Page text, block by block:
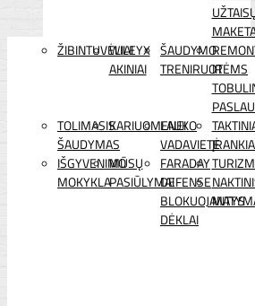
ŽIBINTUVĖLIAI
WILEYX
AKINIAI
ŠAUDYMO
TRENIRUOTĖMS
IR
TOLIMASIS
ŠAUDYMAS
KARIUOMENEI
LAUKO
VADAVIETĖ
IŠGYVENIMO
MOKYKLA
MŪSŲ
PASIŪLYMAI
FARADAY
DEFENSE
BLOKUOJANTYS
DĖKLAI